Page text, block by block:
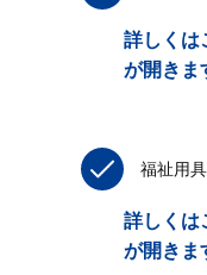
詳しくは
が開きま
福祉用
詳しくは
が開きま